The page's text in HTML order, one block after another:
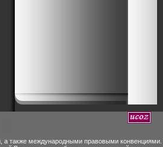
а также международными правовыми конвенциями.